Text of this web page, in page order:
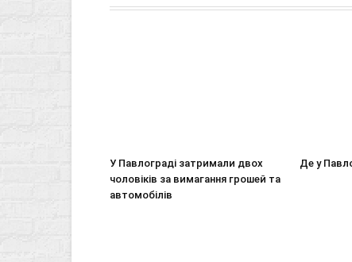
У Павлограді затримали двох
чоловіків за вимагання грошей та
автомобілів
Де у